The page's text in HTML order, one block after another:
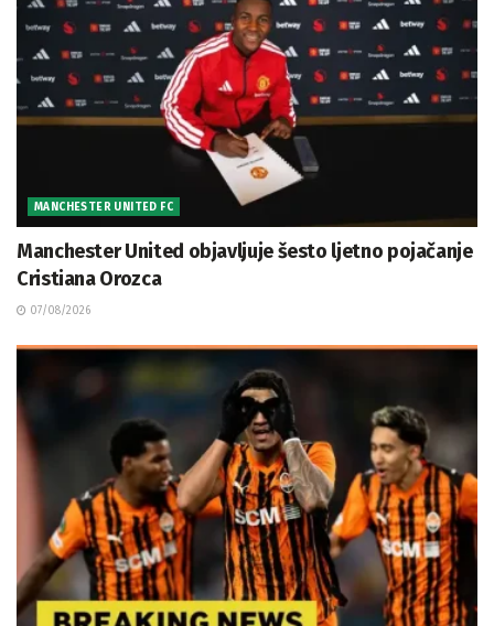
MANCHESTER UNITED FC
Manchester United objavljuje šesto ljetno pojačanje
Cristiana Orozca
07/08/2026